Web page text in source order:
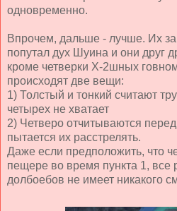
одновременно.
Впрочем, дальше - лучше. Их
попутал дух Шуина и они друг
кроме четверки Х-2шных
происходят две вещи:
1) Толстый и тонкий считают
четырех не хватает
2) Четверо отчитываются
пытается их расстрелять.
Даже если предположить, что
пещере во время пункта 1, все
долбоебов не имеет никакого